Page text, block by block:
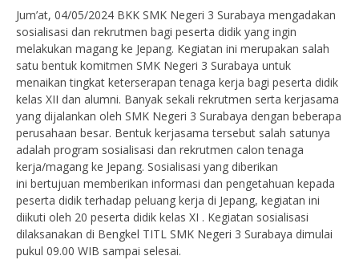
Jum’at, 04/05/2024 BKK SMK Negeri 3 Surabaya mengadakan
sosialisasi dan rekrutmen bagi peserta didik yang ingin
melakukan magang ke Jepang. Kegiatan ini merupakan salah
satu bentuk komitmen SMK Negeri 3 Surabaya untuk
menaikan tingkat keterserapan tenaga kerja bagi peserta didik
kelas XII dan alumni. Banyak sekali rekrutmen serta kerjasama
yang dijalankan oleh SMK Negeri 3 Surabaya dengan beberapa
perusahaan besar. Bentuk kerjasama tersebut salah satunya
adalah program sosialisasi dan rekrutmen calon tenaga
kerja/magang ke Jepang. Sosialisasi yang diberikan
ini bertujuan memberikan informasi dan pengetahuan kepada
peserta didik terhadap peluang kerja di Jepang, kegiatan ini
diikuti oleh 20 peserta didik kelas XI . Kegiatan sosialisasi
dilaksanakan di Bengkel TITL SMK Negeri 3 Surabaya dimulai
pukul 09.00 WIB sampai selesai.